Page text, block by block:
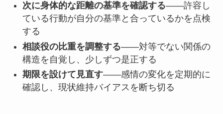
次に身体的な距離の基準を確認する——許容し
ている行動が自分の基準と合っているかを点検
する
相談役の比重を調整する——対等でない関係の
構造を自覚し、少しずつ是正する
期限を設けて見直す——感情の変化を定期的に
確認し、現状維持バイアスを断ち切る